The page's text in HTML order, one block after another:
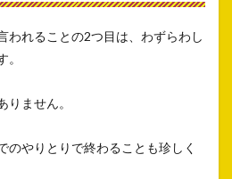
われることの2つ目は、わずらわし
ません。
のやりとりで終わることも珍しく